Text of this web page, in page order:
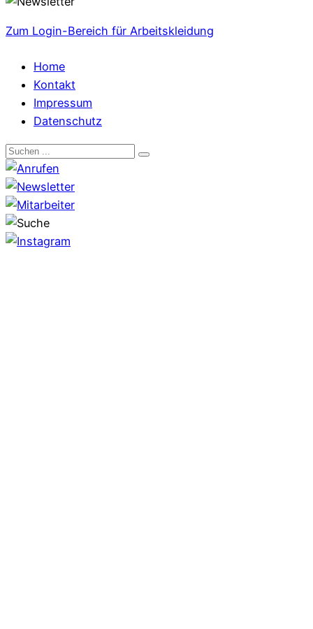
Zum Login-Bereich für Arbeitskleidung
Home
Kontakt
Impressum
Datenschutz
Search
for: